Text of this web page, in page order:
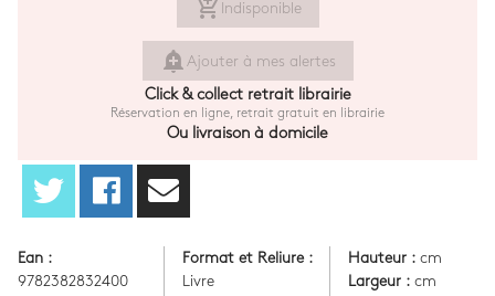
add_shopping_cart Indisponible
add_alert Ajouter à mes alertes
Click & collect retrait librairie
Réservation en ligne, retrait gratuit en librairie
Ou livraison à domicile
Ean :
9782382832400
Format et Reliure :
Livre
Hauteur :cm
Largeur :cm